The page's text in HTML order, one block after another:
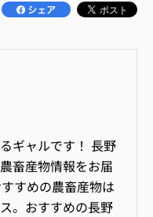
ギャルです！ 長野
畜産物情報をお届
すめの農畜産物は
。おすすめの長野